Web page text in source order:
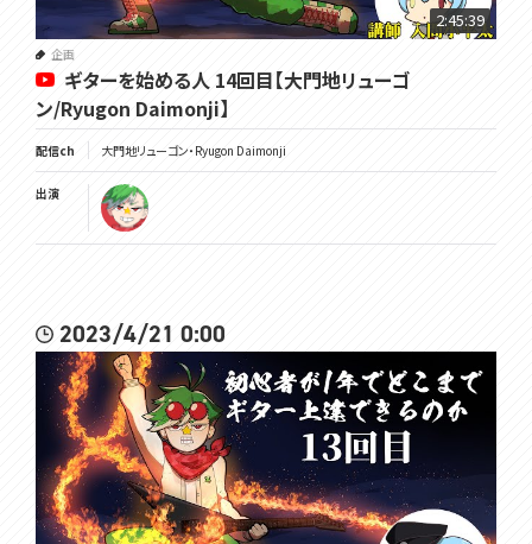
2:45:39
企画
ギターを始める人 14回目【大門地リューゴ
ン/Ryugon Daimonji】
配信ch 大門地リューゴン・Ryugon Daimonji
出演
2023/4/21 0:00